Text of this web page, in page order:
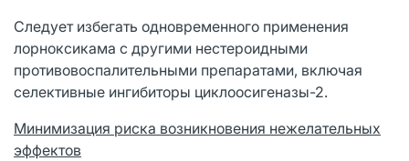
Следует избегать одновременного применения
лорноксикама с другими нестероидными
противовоспалительными препаратами, включая
селективные ингибиторы циклоосигеназы-2.
Минимизация риска возникновения нежелательных
эффектов